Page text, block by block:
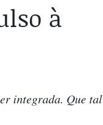
à
integrada. Que tal